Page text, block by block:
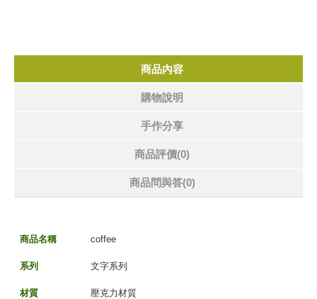
商品內容
購物說明
手作分享
商品評價(0)
商品問與答(0)
商品名稱 coffee
系列 文字系列
材質 壓克力材質